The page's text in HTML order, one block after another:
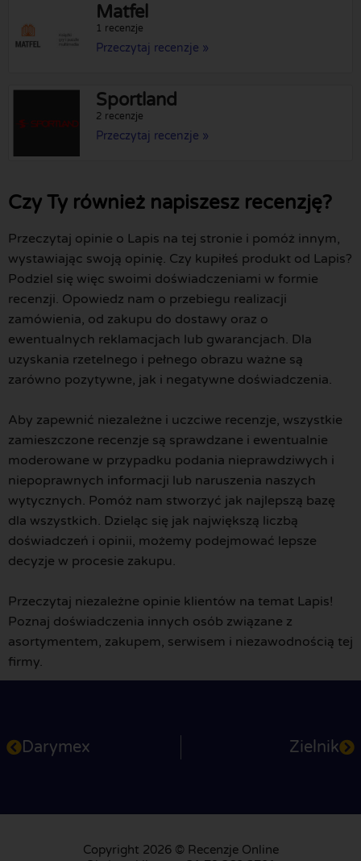
Matfel
1 recenzje
Przeczytaj recenzje »
Sportland
2 recenzje
Przeczytaj recenzje »
Czy Ty również napiszesz recenzję?
Przeczytaj opinie o Lapis na tej stronie i pomóż innym,
wystawiając swoją opinię. Czy kupiłeś produkt od Lapis?
Podziel się więc swoimi doświadczeniami w formie
recenzji. Opowiedz nam o przebiegu realizacji
zamówienia, od zakupu do dostawy oraz o
ewentualnych reklamacjach lub gwarancjach. Dla
uzyskania rzetelnego i pełnego obrazu ważne są
zarówno pozytywne, jak i negatywne doświadczenia.
Aby zapewnić niezależne i uczciwe recenzje, wszystkie
zamieszczone recenzje są sprawdzane i ewentualnie
moderowane w przypadku podania nieprawdziwych i
niepoprawnych informacji lub naruszenia naszych
wytycznych. Pomóż nam stworzyć jak najlepszą bazę
dla wszystkich. Dzieląc się jak największą liczbą
doświadczeń i opinii, możemy podejmować lepsze
decyzje w procesie zakupu.
Przeczytaj niezależne opinie klientów na temat Lapis!
Poznaj doświadczenia innych osób związane z
asortymentem, zakupem, serwisem i niezawodnością tej
firmy.
Darymex Zielnik
Copyright 2026 © Recenzje Online